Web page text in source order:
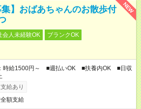
NEW
集】おばあちゃんのお散歩付
会人未経験OK
ブランクOK
時給1500円～ ■週払いOK ■扶養内OK ■日収
給あり
額支給